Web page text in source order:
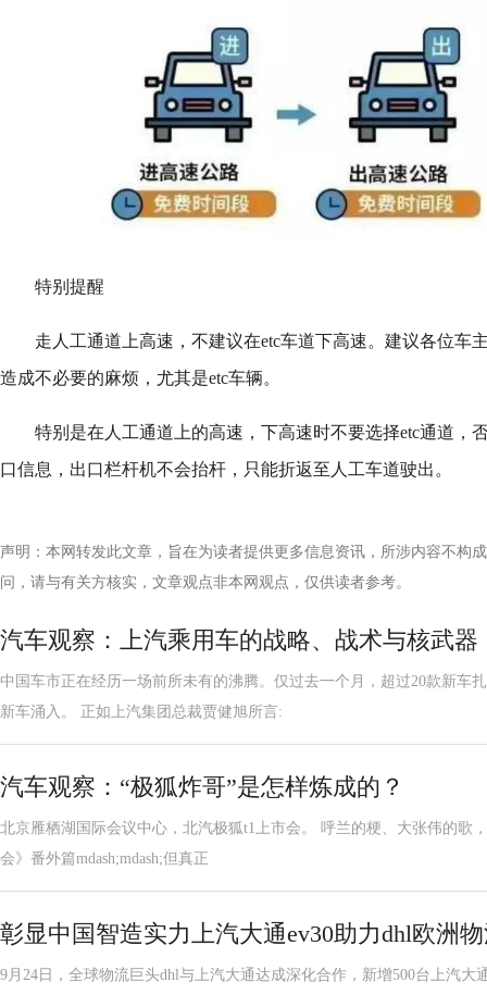
特别提醒
走人工通道上高速，不建议在etc车道下高速。建议各位车
造成不必要的麻烦，尤其是etc车辆。
特别是在人工通道上的高速，下高速时不要选择etc通道，
口信息，出口栏杆机不会抬杆，只能折返至人工车道驶出。
声明：本网转发此文章，旨在为读者提供更多信息资讯，所涉内容不构
问，请与有关方核实，文章观点非本网观点，仅供读者参考。
汽车观察：上汽乘用车的战略、战术与核武器
中国车市正在经历一场前所未有的沸腾。仅过去一个月，超过20款新车
新车涌入。 正如上汽集团总裁贾健旭所言:
汽车观察：“极狐炸哥”是怎样炼成的？
北京雁栖湖国际会议中心，北汽极狐t1上市会。 呼兰的梗、大张伟的歌
会》番外篇mdash;mdash;但真正
彰显中国智造实力上汽大通ev30助力dhl欧洲
9月24日，全球物流巨头dhl与上汽大通达成深化合作，新增500台上汽大